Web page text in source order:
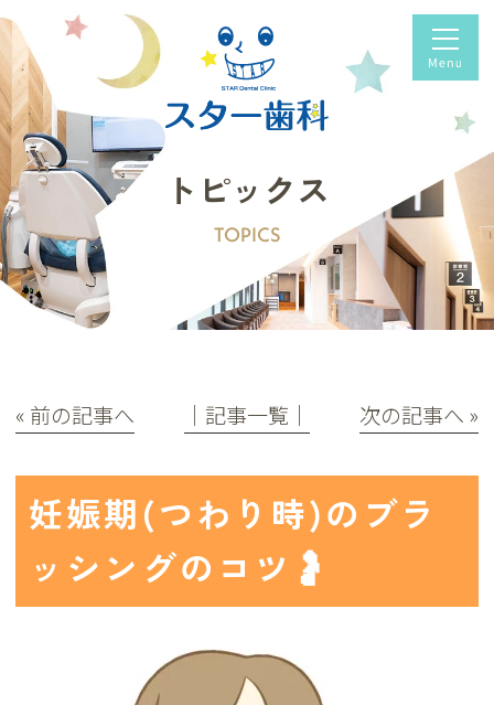
トピックス
TOPICS
« 前の記事へ │記事一覧│ 次の記事へ »
妊娠期(つわり時)のブラ
ッシングのコツ🤰